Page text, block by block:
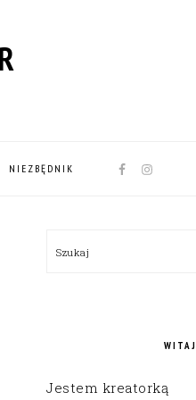
NIEZBĘDNIK
NAV
SIDEBAR
Szukaj
WITAJ
Jestem kreatorką